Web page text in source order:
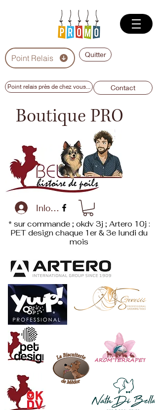
Point Relais Quitter
Point relais près de chez vous... Contact
Boutique PRO
Inloggen
* sur commande ; okdv 3j ; Artero 10j :
PET designchaque 1er & 3e lundi du
mois